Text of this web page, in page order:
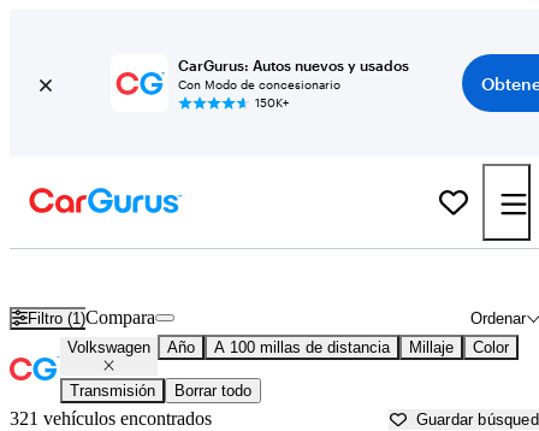
CarGurus: Autos nuevos y usados
Con Modo de concesionario
150K+
Filtro (1) Ordenar
Compara
Volkswagen Año A 100 millas de distancia Millaje Color
Transmisión Borrar todo
321 vehículos encontrados Guardar